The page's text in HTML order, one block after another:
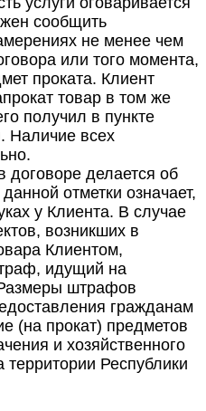
сообщить
не менее чем
или того момента,
проката. Клиент
товар в том же
получил в пункте
Наличие всех
договоре делается об
отметки означает,
у Клиента. В случае
возникших в
Клиентом,
идущий на
штрафов
гражданам
(на прокат) предметов
и хозяйственного
Республики